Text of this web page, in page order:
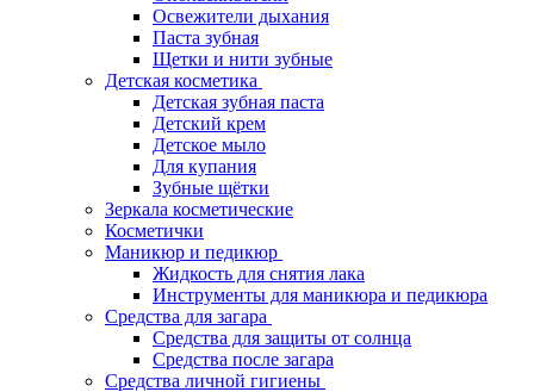
Освежители дыхания
Паста зубная
Щетки и нити зубные
Детская косметика
Детская зубная паста
Детский крем
Детское мыло
Для купания
Зубные щётки
Зеркала косметические
Косметички
Маникюр и педикюр
Жидкость для снятия лака
Инструменты для маникюра и педикюра
Средства для загара
Средства для защиты от солнца
Средства после загара
Средства личной гигиены